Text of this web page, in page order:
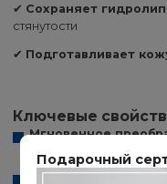
✔ Сохраняет
стянутости
✔ Подготавливает
Ключевые
Мгновенное
Антисептический
Подарочный